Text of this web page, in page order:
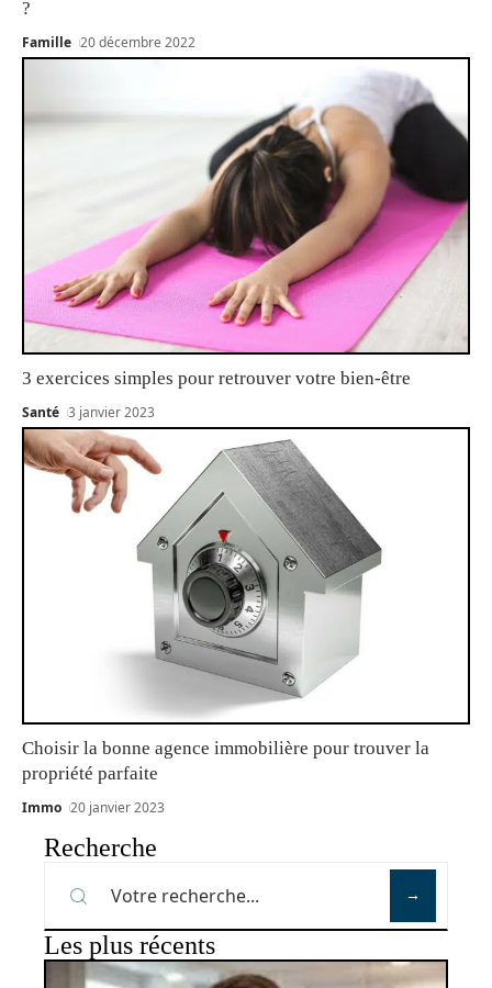
?
Famille 20 décembre 2022
3 exercices simples pour retrouver votre bien-être
Santé 3 janvier 2023
Choisir la bonne agence immobilière pour trouver la
propriété parfaite
Immo 20 janvier 2023
Recherche
Les plus récents